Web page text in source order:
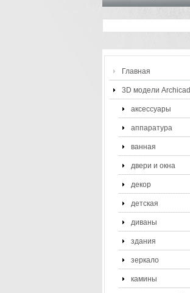
Главная
3D модели Archicad
аксессуары
аппаратура
ванная
двери и окна
декор
детская
диваны
здания
зеркало
камины